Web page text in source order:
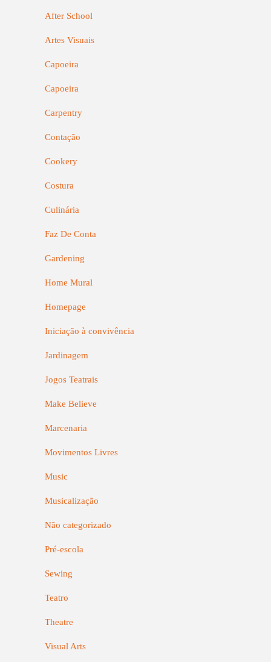
After School
Artes Visuais
Capoeira
Capoeira
Carpentry
Contação
Cookery
Costura
Culinária
Faz De Conta
Gardening
Home Mural
Homepage
Iniciação à convivência
Jardinagem
Jogos Teatrais
Make Believe
Marcenaria
Movimentos Livres
Music
Musicalização
Não categorizado
Pré-escola
Sewing
Teatro
Theatre
Visual Arts